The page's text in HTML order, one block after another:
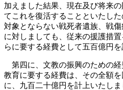
加えました結果、現在及び将来
てこれを復活することといたし
対象とならない戦死者遺族、戦
に対しましても、従来の援護措
らに要する経費として五百億円を
第四に、文教の振興のための
教育に要する経費は、その全額
に、九百二十億円を計上いたし